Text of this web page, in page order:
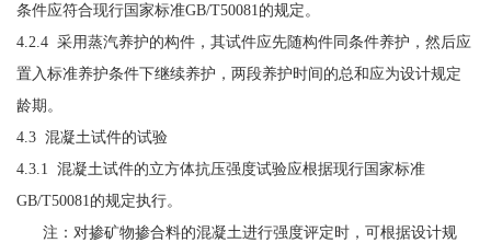
条件应符合现行国家标准GB/T50081的规定。
4.2.4 采用蒸汽养护的构件，其试件应先随构件同条件养护，然后应
置入标准养护条件下继续养护，两段养护时间的总和应为设计规定
龄期。
4.3 混凝土试件的试验
4.3.1 混凝土试件的立方体抗压强度试验应根据现行国家标准
GB/T50081的规定执行。
注：对掺矿物掺合料的混凝土进行强度评定时，可根据设计规